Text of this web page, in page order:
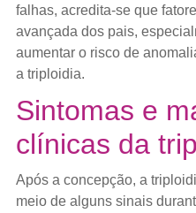
falhas, acredita-se que
avançada dos pais,
aumentar o risco de
a triploidia.
Sintomas e
clínicas da
Após a concepção, a
meio de alguns sinais